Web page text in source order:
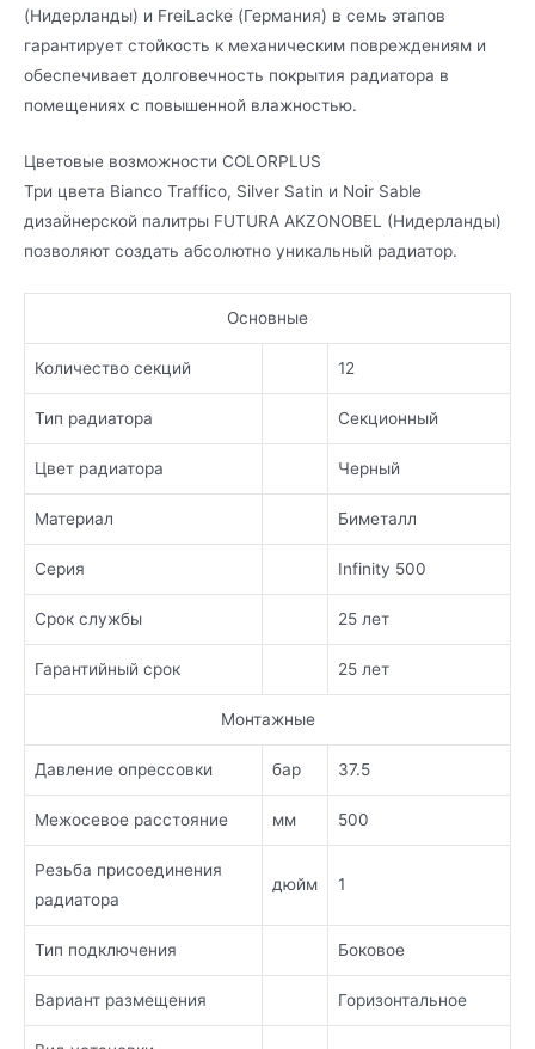
(Нидерланды) и FreiLacke (Германия) в семь этапов
гарантирует стойкость к механическим повреждениям и
обеспечивает долговечность покрытия радиатора в
помещениях с повышенной влажностью.
Цветовые возможности COLORPLUS
Три цвета Bianco Traffico, Silver Satin и Noir Sable
дизайнерской палитры FUTURA AKZONOBEL (Нидерланды)
позволяют создать абсолютно уникальный радиатор.
Основные
Количество секций 12
Тип радиатора Секционный
Цвет радиатора Черный
Материал Биметалл
Серия Infinity 500
Срок службы 25 лет
Гарантийный срок 25 лет
Монтажные
Давление опрессовки бар 37.5
Межосевое расстояние мм 500
Резьба присоединения
радиатора
дюйм 1
Тип подключения Боковое
Вариант размещения Горизонтальное